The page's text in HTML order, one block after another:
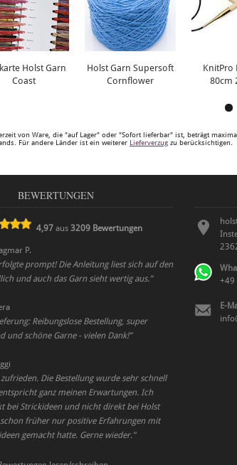
Holst Garn
Coast
Holst Garn Supersoft
Cornflower
KnitPro
80cm
von Ware, die "auf Lager" oder "Sofort lieferbar" ist, beträgt
Für andere Länder ist ein weiterer Lieferverzug zu berücksichtigen.
BEWERTUNGEN
4,97 aus3209 Bewertungen
P.
prompt! Die Anleitung liest sich auf den
und auch das Garn sieht wertig aus.”
Reibungslose Bestellung, super
und schöne Garne - vielen Dank!”
Die Bestellung wurde sehr schnell
ganz meinen Erwartungen. Ich
bei Strickideen und nicht direkt bei Holst
früher nur positive Erfahrungen mit
gemacht hatte. Gerne wieder.”
+49
E-